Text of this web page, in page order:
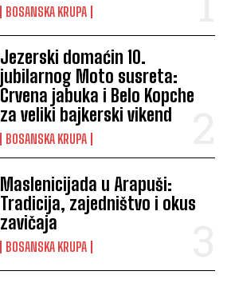
BOSANSKA KRUPA
Jezerski domaćin 10.
jubilarnog Moto susreta:
Crvena jabuka i Belo Kopche
za veliki bajkerski vikend
BOSANSKA KRUPA
Maslenicijada u Arapuši:
Tradicija, zajedništvo i okus
zavičaja
BOSANSKA KRUPA